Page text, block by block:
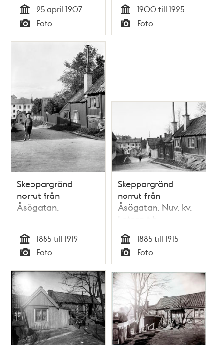
Tid
25 april 1907
Typ
Foto Tid
1900 till 1925
Typ
Foto
Skeppargränd
norrut från
Åsögatan.
Tid
1885 till 1919
Typ
Foto
Skeppargränd
norrut från
Åsögatan. Nuv. kv.
Lotsen t.h
Tid
1885 till 1915
Typ
Foto